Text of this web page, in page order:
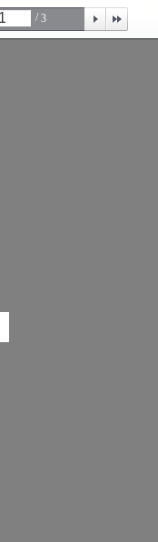
/ 3